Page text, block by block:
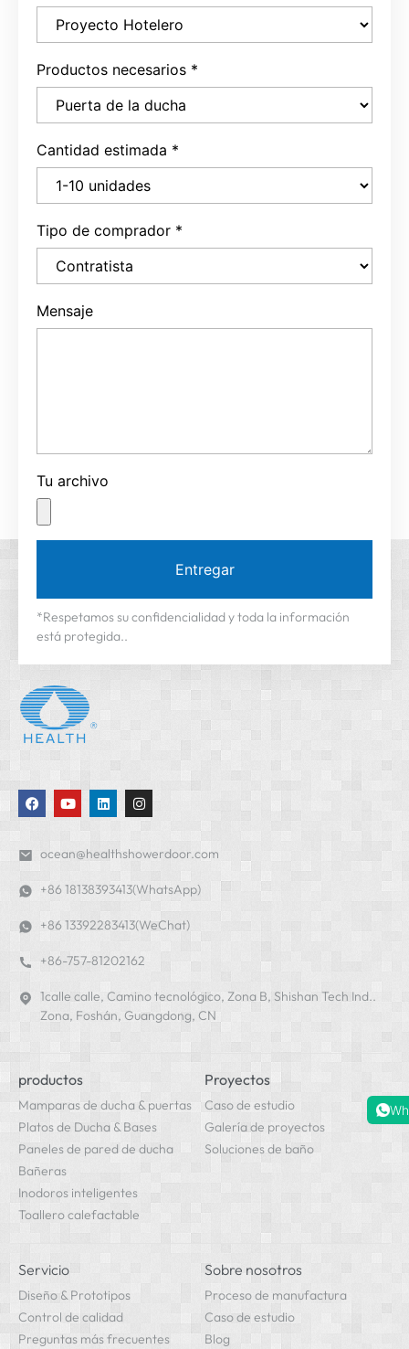
Productos necesarios *
Cantidad estimada *
Tipo de comprador *
Mensaje
Tu archivo
Entregar
*Respetamos su confidencialidad y toda la información
está protegida..
ocean@healthshowerdoor.com
+86 18138393413(WhatsApp)
+86 13392283413(WeChat)
+86-757-81202162
1calle calle, Camino tecnológico, Zona B, Shishan Tech Ind..
Zona, Foshán, Guangdong, CN
productos
Mamparas de ducha & puertas
Platos de Ducha & Bases
Paneles de pared de ducha
Bañeras
Inodoros inteligentes
Toallero calefactable
Proyectos
Caso de estudio
Galería de proyectos
Soluciones de baño
Servicio
Diseño & Prototipos
Control de calidad
Preguntas más frecuentes
Sobre nosotros
Proceso de manufactura
Caso de estudio
Blog